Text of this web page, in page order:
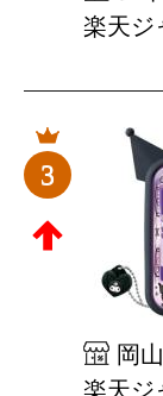
楽天ジ
3
岡
楽天ジ